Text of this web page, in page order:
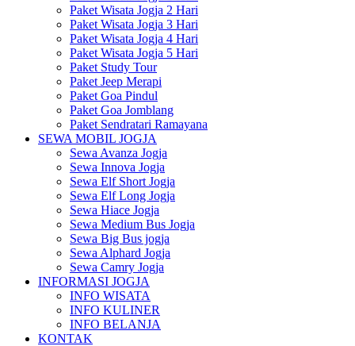
Paket Wisata Jogja 2 Hari
Paket Wisata Jogja 3 Hari
Paket Wisata Jogja 4 Hari
Paket Wisata Jogja 5 Hari
Paket Study Tour
Paket Jeep Merapi
Paket Goa Pindul
Paket Goa Jomblang
Paket Sendratari Ramayana
SEWA MOBIL JOGJA
Sewa Avanza Jogja
Sewa Innova Jogja
Sewa Elf Short Jogja
Sewa Elf Long Jogja
Sewa Hiace Jogja
Sewa Medium Bus Jogja
Sewa Big Bus jogja
Sewa Alphard Jogja
Sewa Camry Jogja
INFORMASI JOGJA
INFO WISATA
INFO KULINER
INFO BELANJA
KONTAK